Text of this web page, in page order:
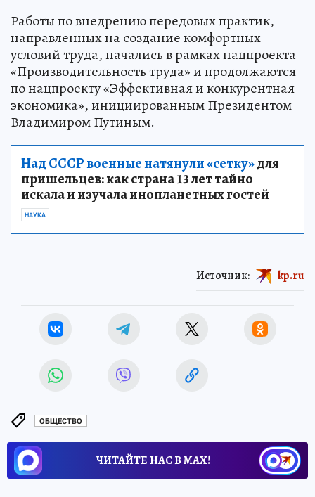
Работы по внедрению передовых практик,
направленных на создание комфортных
условий труда, начались в рамках нацпроекта
«Производительность труда» и продолжаются
по нацпроекту «Эффективная и конкурентная
экономика», инициированным Президентом
Владимиром Путиным.
Над СССР военные натянули «сетку»для
пришельцев: как страна 13 лет тайно
искала и изучала инопланетных гостей
НАУКА
Источник: kp.ru
ОБЩЕСТВО
ЧИТАЙТЕ НАС В МАХ!